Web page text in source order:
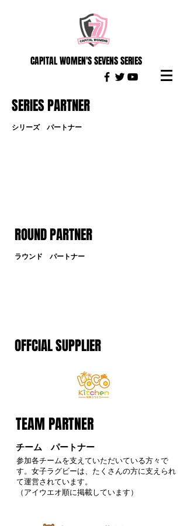
CAPITAL WOMEN'S SEVENS SERIES
SERIES PARTNER
シリーズ パートナー
ROUND PARTNER
ラウンド パートナー
​OFFCIAL SUPPLIER
TEAM PARTNER
チーム パートナー
参加各チームを支えていただいている方々で
す。女子ラグビーは、たくさんの方に支えられ
て運営されています。
​（アイウエオ順に掲載しています）